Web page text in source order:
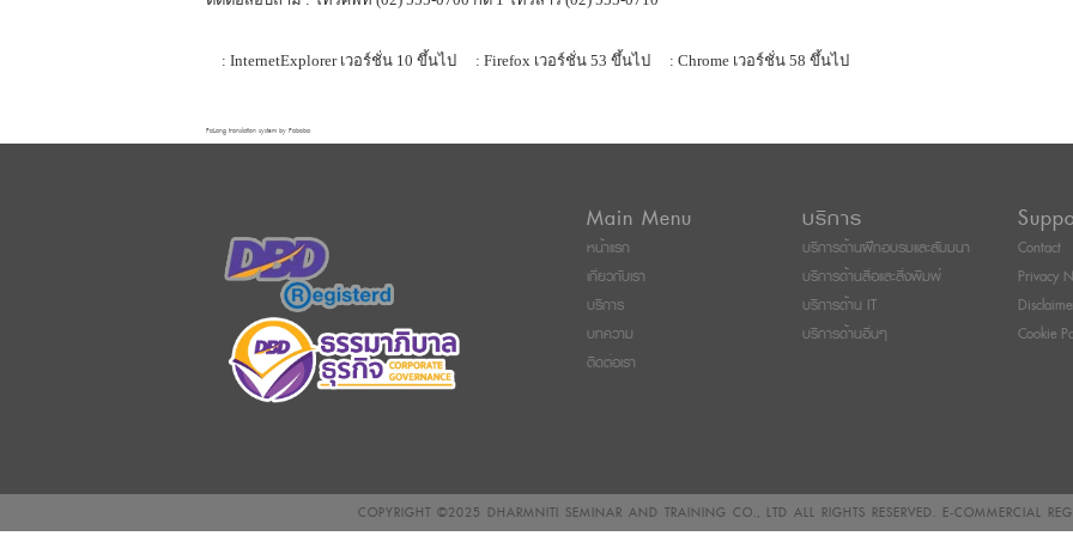
: InternetExplorer เวอร์ชั่น 10 ขึ้นไป : Firefox เวอร์ชั่น 53 ขึ้นไป : Chrome เวอร์ชั่น 58 ขึ้นไป
FaLang translation system by Faboba
Main Menu
หน้าแรก
เกี่ยวกับเรา
บริการ
บทความ
ติดต่อเรา
บริการ
บริการด้านฝึกอบรมและสัมมนา
บริการด้านสื่อและสิ่งพิมพ์
บริการด้าน IT
บริการด้านอื่นๆ
Contact
Privacy
Cookie
COPYRIGHT ©2025 DHARMNITI SEMINAR AND TRAINING CO., LTD ALL RIGHTS RESERVED. E-COMMERCIAL